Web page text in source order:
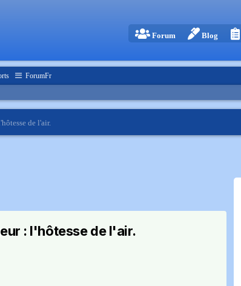
Forum Blog
ForumFr
de l'air.
: l'hôtesse de l'air.